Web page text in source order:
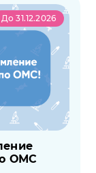
До 31.12.2026
ОМС